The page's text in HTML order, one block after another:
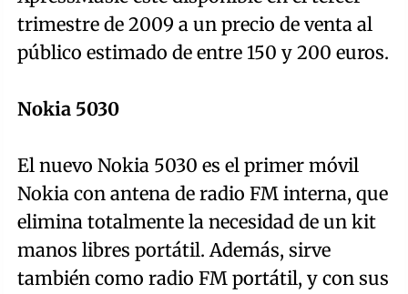
trimestre de 2009 a un precio de venta al
público estimado de entre 150 y 200 euros.
Nokia 5030
El nuevo Nokia 5030 es el primer móvil
Nokia con antena de radio FM interna, que
elimina totalmente la necesidad de un kit
manos libres portátil. Además, sirve
también como radio FM portátil, y con sus